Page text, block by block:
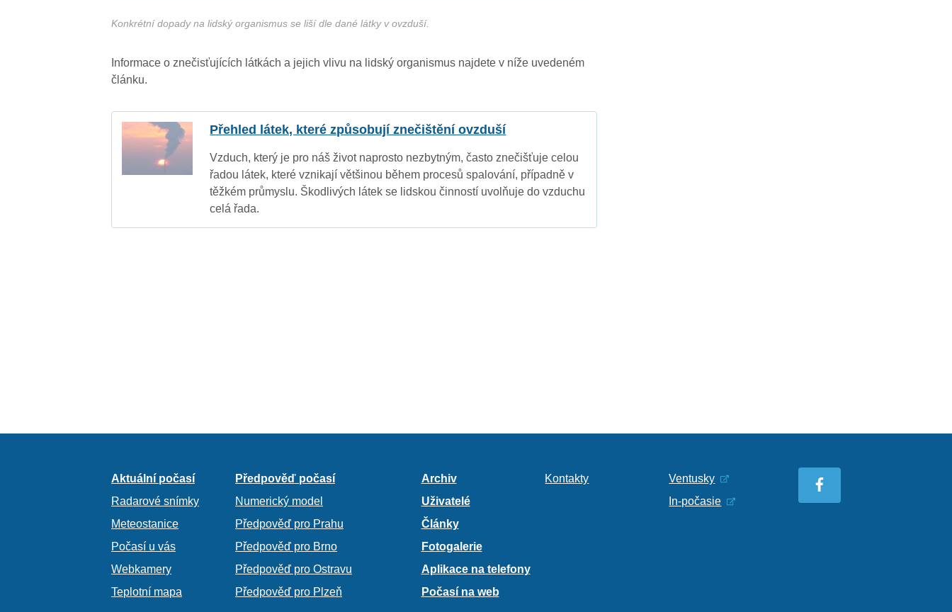
Konkrétní dopady na lidský organismus se liší dle dané látky v ovzduší.
Informace o znečisťujících látkách a jejich vlivu na lidský organismus najdete v níže uvedeném
článku.
Přehled látek, které způsobují znečištění ovzduší
Vzduch, který je pro náš život naprosto nezbytným, často znečišťuje celou
řadou látek, které vznikají většinou během procesů spalování, případně v
těžkém průmyslu. Škodlivých látek se lidskou činností uvolňuje do vzduchu
celá řada.
Aktuální počasí
Radarové snímky
Meteostanice
Počasí u vás
Webkamery
Teplotní mapa
Předpověď počasí
Numerický model
Předpověď pro Prahu
Předpověď pro Brno
Předpověď pro Ostravu
Předpověď pro Plzeň
Archiv
Uživatelé
Články
Fotogalerie
Aplikace na telefony
Počasí na web
Kontakty
Ventusky
In-počasie